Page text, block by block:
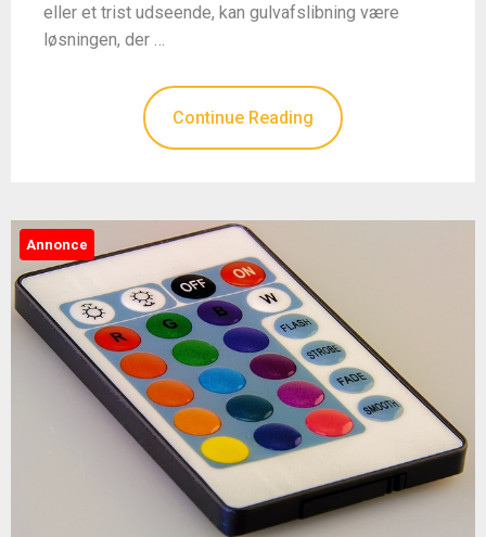
eller et trist udseende, kan gulvafslibning være
løsningen, der …
Continue Reading
Annonce